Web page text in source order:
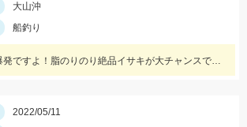
大山沖
船釣り
旬のイサキ爆発ですよ！脂のりのり絶品イサキが大チャンスですね。是非どうぞ！
2022/05/11